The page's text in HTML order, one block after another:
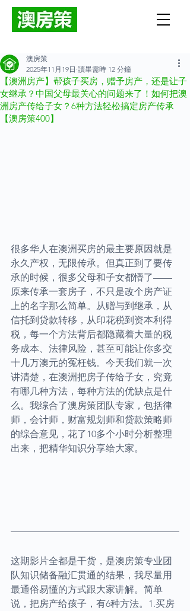
【澳洲房产】帮孩子买房，赠予房产，还是让子
女继承？中国父母最关心的问题来了！如何把澳
洲房产传给子女？6种方法轻松搞定房产传承
【澳房策400】
澳房策
2025年11月19日 讀畢需時 12 分鐘
很多华人在澳洲买房的最主要原因就是
永久产权，无限传承。但真正到了要传
承的时候，很多父母和子女都懵了——
原来传承一套房子，不只是改个房产证
上的名字那么简单。从赠与到继承，从
信托到贷款转移，从印花税到资本利得
税，每一个方法背后都隐藏着大量的税
务成本、法律风险，甚至可能让你多交
十几万澳元的冤枉钱。今天我们就一次
讲清楚，在澳洲把房子传给子女，究竟
有哪几种方法，每种方法的优缺点是什
么。我综合了澳房策团队专家，包括律
师，会计师，财富规划师和贷款策略师
的综合意见，花了10多个小时分析整理
出来，把精华知识分享给大家。
这期影片全都是干货，是澳房策专业团
队知识储备融汇贯通的结果，我尽量用
最通俗易懂的方式跟大家讲解。简单
说，把房产给孩子，有6种方法。1.买房